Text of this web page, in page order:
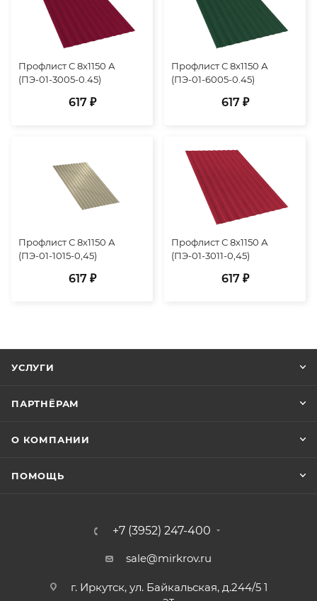
Профлист С 8х1150 А
(ПЭ-01-3005-0.45)
617 ₽
Профлист С 8х1150 А
(ПЭ-01-6005-0.45)
617 ₽
Профлист С 8х1150 А
(ПЭ-01-1015-0,45)
617 ₽
Профлист С 8х1150 А
(ПЭ-01-3011-0,45)
617 ₽
УСЛУГИ
ПАРТНЁРАМ
О КОМПАНИИ
ПОМОЩЬ
+7 (3952) 247-400
sale@mirkrov.ru
г. Иркутск, ул. Байкальская, д.244/5 1